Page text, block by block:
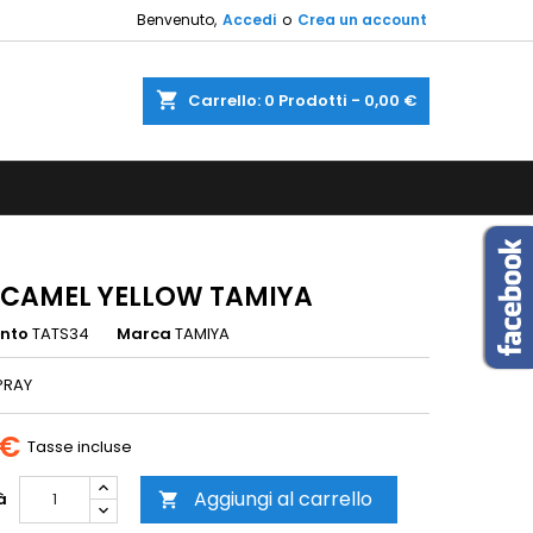
Benvenuto, Accedi o Crea un account
shopping_cart Carrello: 0 Prodotti - 0,00 €
YELLOW TAMIYA
TATS34 Marca TAMIYA
Tasse incluse
 Aggiungi al carrello